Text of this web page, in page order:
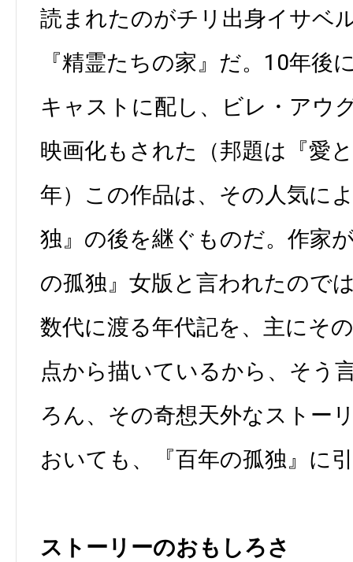
読まれたのがチリ出身イサベ
『精霊たちの家』だ。10年後
キャストに配し、ビレ・アウ
映画化もされた（邦題は『愛
年）この作品は、その人気に
独』の後を継ぐものだ。作家
の孤独』女版と言われたので
数代に渡る年代記を、主にそ
点から描いているから、そう
ろん、その奇想天外なストー
おいても、『百年の孤独』に
ストーリーのおもしろさ